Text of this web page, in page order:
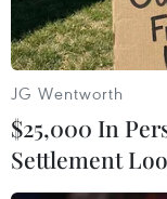
JG Wentworth
$25,000 In
Settlement